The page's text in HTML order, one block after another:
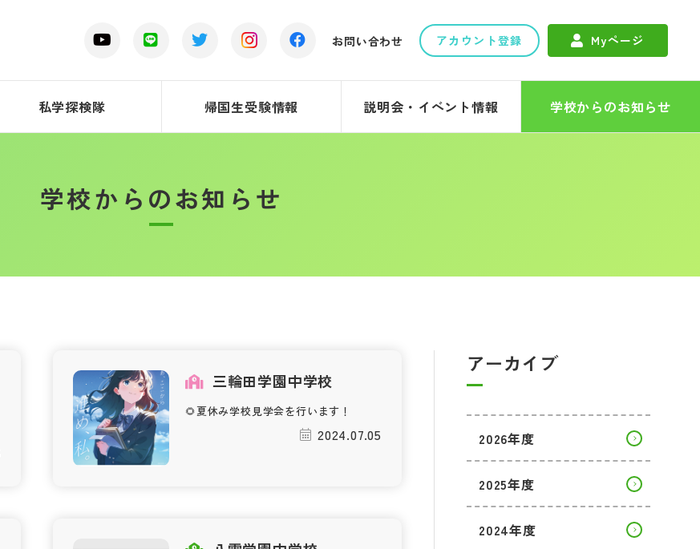
お問い合わせ アカウント登録 Myページ
私学探検隊 帰国生受験情報 説明会・イベント情報 学校からのお知らせ
学校からのお知らせ
三輪田学園中学校
🌻夏休み学校見学会を行います！
2024.07.05
アーカイブ
2026年度
2025年度
2024年度